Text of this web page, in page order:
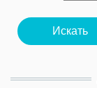
Искать